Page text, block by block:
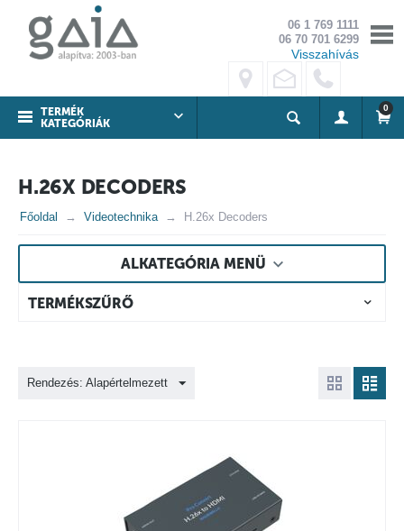
06 1 769 1111
06 70 701 6299
Visszahívás
TERMÉK
KATEGÓRIÁK
0
H.26X DECODERS
Főoldal Videotechnika H.26x Decoders
ALKATEGÓRIA MENÜ
TERMÉKSZŰRŐ
Rendezés: Alapértelmezett